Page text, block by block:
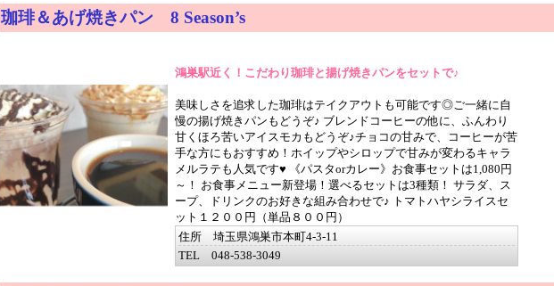
珈琲＆あげ焼きパン 8 Season’s
鴻巣駅近く！こだわり珈琲と揚げ焼きパンをセットで♪
美味しさを追求した珈琲はテイクアウトも可能です◎ご一緒に自
慢の揚げ焼きパンもどうぞ♪ ブレンドコーヒーの他に、ふんわり
甘くほろ苦いアイスモカもどうぞ♪チョコの甘みで、コーヒーが苦
手な方にもおすすめ！ホイップやシロップで甘みが変わるキャラ
メルラテも人気です♥ 《パスタorカレー》お食事セットは1,080円
～！ お食事メニュー新登場！選べるセットは3種類！ サラダ、ス
ープ、ドリンクのお好きな組み合わせで♪ トマトハヤシライスセ
ット１２００円（単品８００円）
住所 埼玉県鴻巣市本町4-3-11
TEL 048-538-3049